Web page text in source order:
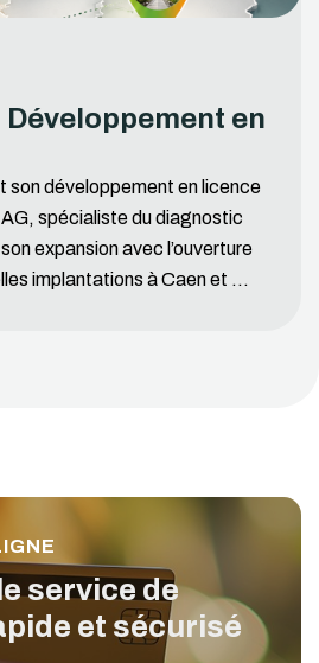
Développement en
son développement en licence
spécialiste du diagnostic
expansion avec l’ouverture
implantations à Caen et ...
service de
et sécurisé